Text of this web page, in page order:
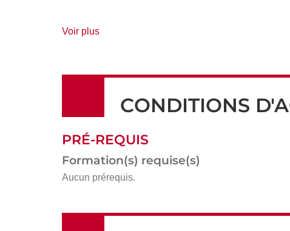
Voir plusde
CONDITIONS
PRÉ-REQUIS
Formation(s) requise(s)
Aucun prérequis.